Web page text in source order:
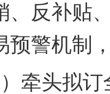
、反补贴
预警机制
）牵头拟